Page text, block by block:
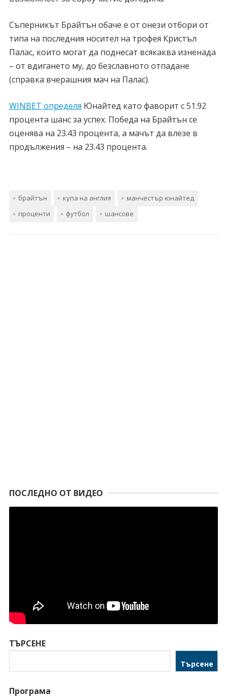
Съперникът Брайтън обаче е от онези отбори от
типа на последния носител на трофея Кристъл
Палас, които могат да поднесат всякаква изненада
– от вдигането му, до безславното отпадане
(справка вчерашния мач на Палас).
WINBET определя Юнайтед като фаворит с 51.92
процента шанс за успех. Победа на Брайтън се
оценява на 23.43 процента, а мачът да влезе в
продължения – на 23.43 процента.
брайтън купа на англия
манчестър юнайтед
проценти
футбол шансове
ПОСЛЕДНО ОТ ВИДЕО
ТЪРСЕНЕ
Търсене
Програма